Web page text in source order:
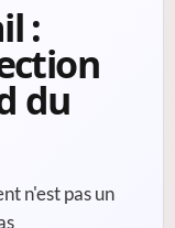
:
du
n'est pas un